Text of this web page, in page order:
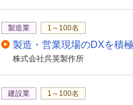
製造業 1～100名
製造・営業現場のDXを積
株式会社呉英製作所
建設業 1～100名